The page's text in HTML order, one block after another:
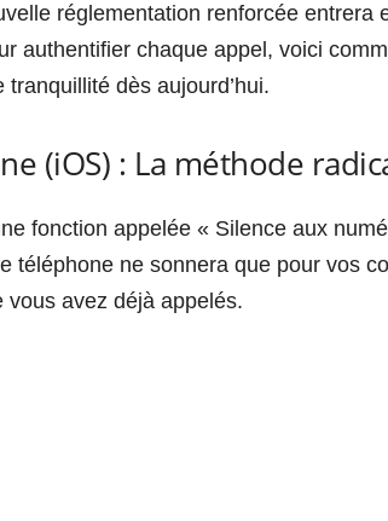
réglementation renforcée entrera
authentifier chaque appel, voici
dès aujourd’hui.
(iOS) : La méthode
fonction appelée « Silence aux
téléphone ne sonnera que pour vos
vous avez déjà appelés.